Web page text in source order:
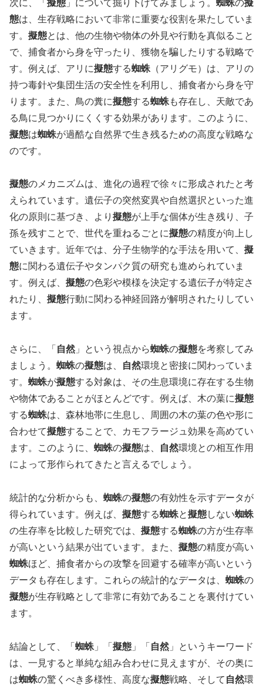
次に、「 擬態 」について掘り下げてみましょう。 蜘蛛の擬
態は、生存戦略において非常に重要な役割を果たしていま
す。 擬態とは、他の生物や物体の外見や行動を真似ること
で、捕食者から身を守ったり、獲物を騙したりする戦略で
す。例えば、アリに擬態する蜘蛛 （アリグモ）は、アリの
持つ毒針や集団生活の安全性を利用し、捕食者から身を守
ります。また、鳥の糞に擬態する蜘蛛も存在し、天敵であ
る鳥に見つかりにくくする効果があります。このように、
擬態は蜘蛛が過酷な自然界で生き残るための高度な戦略な
のです。
擬態のメカニズムは、進化の過程で徐々に形成されたと考
えられています。遺伝子の突然変異や自然選択といった進
化の原則に基づき、より 擬態が上手な個体が生き残り、子
孫を残すことで、世代を重ねるごとに擬態の精度が向上し
ていきます。近年では、分子生物学的な手法を用いて、 擬
態に関わる遺伝子やタンパク質の研究も進められていま
す。例えば、 擬態の色彩や模様を決定する遺伝子が特定さ
れたり、 擬態行動に関わる神経回路が解明されたりしてい
ます。
さらに、「 自然 」という視点から蜘蛛の擬態を考察してみ
ましょう。 蜘蛛の擬態は、 自然環境と密接に関わっていま
す。 蜘蛛が擬態する対象は、その生息環境に存在する生物
や物体であることがほとんどです。例えば、木の葉に擬態
する蜘蛛は、森林地帯に生息し、周囲の木の葉の色や形に
合わせて擬態することで、カモフラージュ効果を高めてい
ます。このように、 蜘蛛の擬態は、 自然環境との相互作用
によって形作られてきたと言えるでしょう。
統計的な分析からも、 蜘蛛の擬態の有効性を示すデータが
得られています。例えば、 擬態する蜘蛛と擬態しない蜘蛛
の生存率を比較した研究では、 擬態する蜘蛛の方が生存率
が高いという結果が出ています。また、 擬態の精度が高い
蜘蛛ほど、捕食者からの攻撃を回避する確率が高いという
データも存在します。これらの統計的なデータは、 蜘蛛の
擬態が生存戦略として非常に有効であることを裏付けてい
ます。
結論として、「 蜘蛛 」「 擬態 」「 自然 」というキーワード
は、一見すると単純な組み合わせに見えますが、その奥に
は蜘蛛の驚くべき多様性、高度な擬態戦略、そして 自然環